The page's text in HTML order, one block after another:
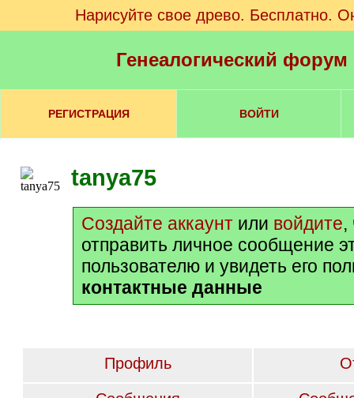
Нарисуйте свое древо. Бесплатно.
Генеалогический
РЕГИСТРАЦИЯ ВОЙТИ
tanya75
Создайте аккаунт или войдите,
отправить личное сообщение
пользователю и увидеть его
контактные данные
Профиль